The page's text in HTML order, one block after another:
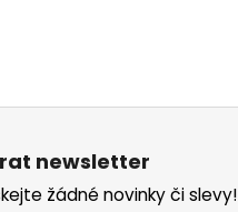
newsletter
žádné novinky či slevy!